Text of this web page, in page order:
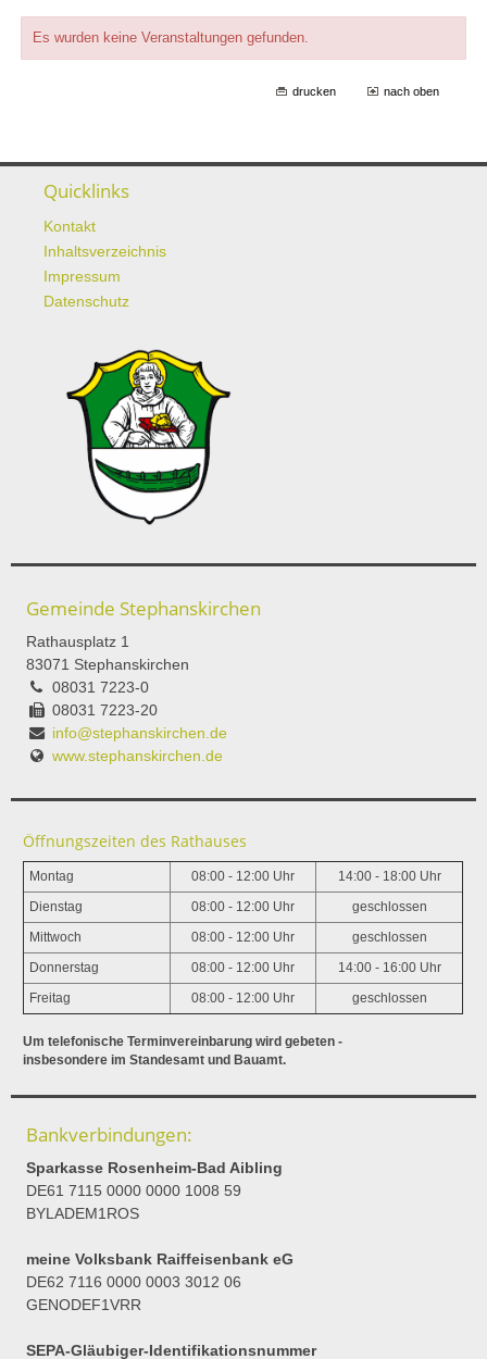
Es wurden keine Veranstaltungen gefunden.
drucken nach oben
Quicklinks
Kontakt
Inhaltsverzeichnis
Impressum
Datenschutz
Gemeinde Stephanskirchen
Rathausplatz 1
83071 Stephanskirchen
08031 7223-0
08031 7223-20
info@stephanskirchen.de
www.stephanskirchen.de
Öffnungszeiten des Rathauses
Montag 08:00 - 12:00 Uhr 14:00 - 18:00 Uhr
Dienstag 08:00 - 12:00 Uhr geschlossen
Mittwoch 08:00 - 12:00 Uhr geschlossen
Donnerstag 08:00 - 12:00 Uhr 14:00 - 16:00 Uhr
Freitag 08:00 - 12:00 Uhr geschlossen
Um telefonische Terminvereinbarung wird gebeten -
insbesondere im Standesamt und Bauamt.
Bankverbindungen:
Sparkasse Rosenheim-Bad Aibling
DE61 7115 0000 0000 1008 59
BYLADEM1ROS
meine Volksbank Raiffeisenbank eG
DE62 7116 0000 0003 3012 06
GENODEF1VRR
SEPA-Gläubiger-Identifikationsnummer